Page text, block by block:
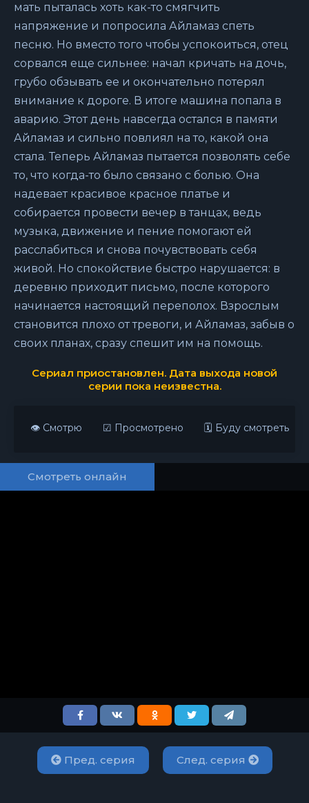
мать пыталась хоть как-то смягчить
напряжение и попросила Айламаз спеть
песню. Но вместо того чтобы успокоиться, отец
сорвался еще сильнее: начал кричать на дочь,
грубо обзывать ее и окончательно потерял
внимание к дороге. В итоге машина попала в
аварию. Этот день навсегда остался в памяти
Айламаз и сильно повлиял на то, какой она
стала. Теперь Айламаз пытается позволять себе
то, что когда-то было связано с болью. Она
надевает красивое красное платье и
собирается провести вечер в танцах, ведь
музыка, движение и пение помогают ей
расслабиться и снова почувствовать себя
живой. Но спокойствие быстро нарушается: в
деревню приходит письмо, после которого
начинается настоящий переполох. Взрослым
становится плохо от тревоги, и Айламаз, забыв о
своих планах, сразу спешит им на помощь.
Сериал приостановлен. Дата выхода новой
серии пока неизвестна.
👁 Смотрю ☑ Просмотрено 🗓 Буду смотреть
Смотреть онлайн
Пред. серия След. серия